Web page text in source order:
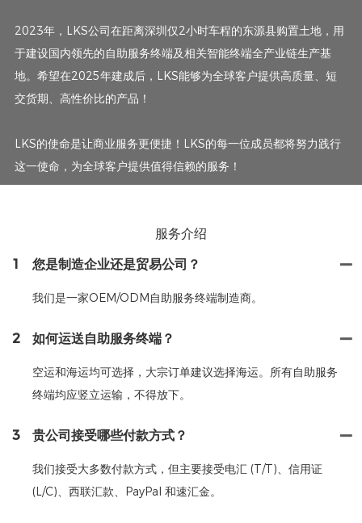
2023年，LKS公司在距离深圳仅2小时车程的东源县购置土地，用
于建设国内领先的自助服务终端及相关智能终端全产业链生产基
地。希望在2025年建成后，LKS能够为全球客户提供高质量、短
交货期、高性价比的产品！
LKS的使命是让商业服务更便捷！LKS的每一位成员都将努力践行
这一使命，为全球客户提供值得信赖的服务！
服务介绍
1
您是制造企业还是贸易公司？
我们是一家OEM/ODM自助服务终端制造商。
2 如何运送自助服务终端？
空运和海运均可选择，大宗订单建议选择海运。所有自助服务
终端均应竖立运输，不得放下。
3 贵公司接受哪些付款方式？
我们接受大多数付款方式，但主要接受电汇 (T/T)、信用证
(L/C)、西联汇款、PayPal 和速汇金。